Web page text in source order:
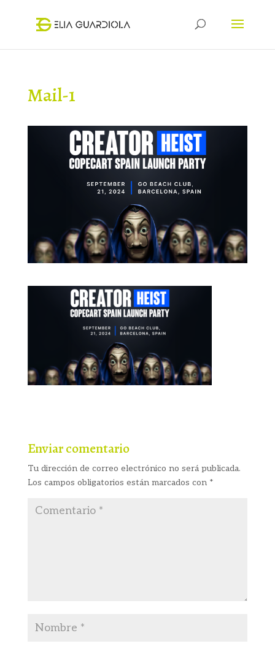
Mail-1
Enviar comentario
Tu dirección de correo electrónico no será publicada.
Los campos obligatorios están marcados con *